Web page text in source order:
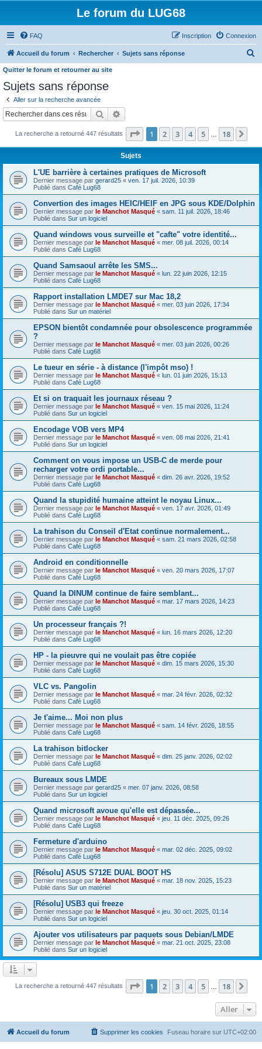
Le forum du LUG68
FAQ Connexion
Inscription
Accueil du forum Rechercher Sujets sans réponse
e
Quitter le forum et retourner au site
Sujets sans réponse
Aller sur la recherche avancée
Rechercher
La recherche a retourné 447 résultats Page 1sur18
1 2 3 4 5 18
Sujets
L'UE barrière à certaines pratiques de Microsoft
Dernier message par gerard25 « ven. 17 juil. 2026, 10:39
Publié dans Café Lug68
Convertion des images HEIC/HEIF en JPG sous KDE/Dolphin
Dernier message par le Manchot Masqué « sam. 11 juil. 2026, 18:46
Publié dans Sur un logiciel
Quand windows vous surveille et "cafte" votre identité...
Dernier message par le Manchot Masqué « mer. 08 juil. 2026, 00:14
Publié dans Café Lug68
Quand Samsaoul arrête les SMS...
Dernier message par le Manchot Masqué « lun. 22 juin 2026, 12:15
Publié dans Café Lug68
Rapport installation LMDE7 sur Mac 18,2
Dernier message par le Manchot Masqué « mer. 03 juin 2026, 17:34
Publié dans Sur un matériel
EPSON bientôt condamnée pour obsolescence programmée
?
Dernier message par le Manchot Masqué « mer. 03 juin 2026, 00:26
Publié dans Café Lug68
Le tueur en série - à distance (l'impôt mso) !
Dernier message par le Manchot Masqué « lun. 01 juin 2026, 15:13
Publié dans Café Lug68
Et si on traquait les journaux réseau ?
Dernier message par le Manchot Masqué « ven. 15 mai 2026, 11:24
Publié dans Sur un logiciel
Encodage VOB vers MP4
Dernier message par le Manchot Masqué « ven. 08 mai 2026, 21:41
Publié dans Sur un logiciel
Comment on vous impose un USB-C de merde pour
recharger votre ordi portable...
Dernier message par le Manchot Masqué « dim. 26 avr. 2026, 19:52
Publié dans Café Lug68
Quand la stupidité humaine atteint le noyau Linux...
Dernier message par le Manchot Masqué « ven. 17 avr. 2026, 01:49
Publié dans Café Lug68
La trahison du Conseil d'Etat continue normalement...
Dernier message par le Manchot Masqué « sam. 21 mars 2026, 02:58
Publié dans Café Lug68
Android en conditionnelle
Dernier message par le Manchot Masqué « ven. 20 mars 2026, 17:07
Publié dans Café Lug68
Quand la DINUM continue de faire semblant...
Dernier message par le Manchot Masqué « mar. 17 mars 2026, 14:23
Publié dans Café Lug68
Un processeur français ?!
Dernier message par le Manchot Masqué « lun. 16 mars 2026, 12:20
Publié dans Café Lug68
HP - la pieuvre qui ne voulait pas être copiée
Dernier message par le Manchot Masqué « dim. 15 mars 2026, 15:30
Publié dans Café Lug68
VLC vs. Pangolin
Dernier message par le Manchot Masqué « mar. 24 févr. 2026, 02:32
Publié dans Café Lug68
Je t'aime... Moi non plus
Dernier message par le Manchot Masqué « sam. 14 févr. 2026, 18:55
Publié dans Café Lug68
La trahison bitlocker
Dernier message par le Manchot Masqué « dim. 25 janv. 2026, 02:02
Publié dans Café Lug68
Bureaux sous LMDE
Dernier message par gerard25 « mer. 07 janv. 2026, 08:58
Publié dans Sur un logiciel
Quand microsoft avoue qu'elle est dépassée...
Dernier message par le Manchot Masqué « jeu. 11 déc. 2025, 09:26
Publié dans Café Lug68
Fermeture d'arduino
Dernier message par le Manchot Masqué « mar. 02 déc. 2025, 09:02
Publié dans Café Lug68
[Résolu] ASUS S712E DUAL BOOT HS
Dernier message par le Manchot Masqué « mar. 18 nov. 2025, 15:23
Publié dans Sur un matériel
[Résolu] USB3 qui freeze
Dernier message par le Manchot Masqué « jeu. 30 oct. 2025, 01:14
Publié dans Sur un logiciel
Ajouter vos utilisateurs par paquets sous Debian/LMDE
Dernier message par le Manchot Masqué « mar. 21 oct. 2025, 23:08
Publié dans Sur un logiciel
La recherche a retourné 447 résultats Page 1sur18
1 2 3 4 5 18
Aller
Accueil du forum Fuseau horaire sur UTC+02:00
Supprimer les cookies